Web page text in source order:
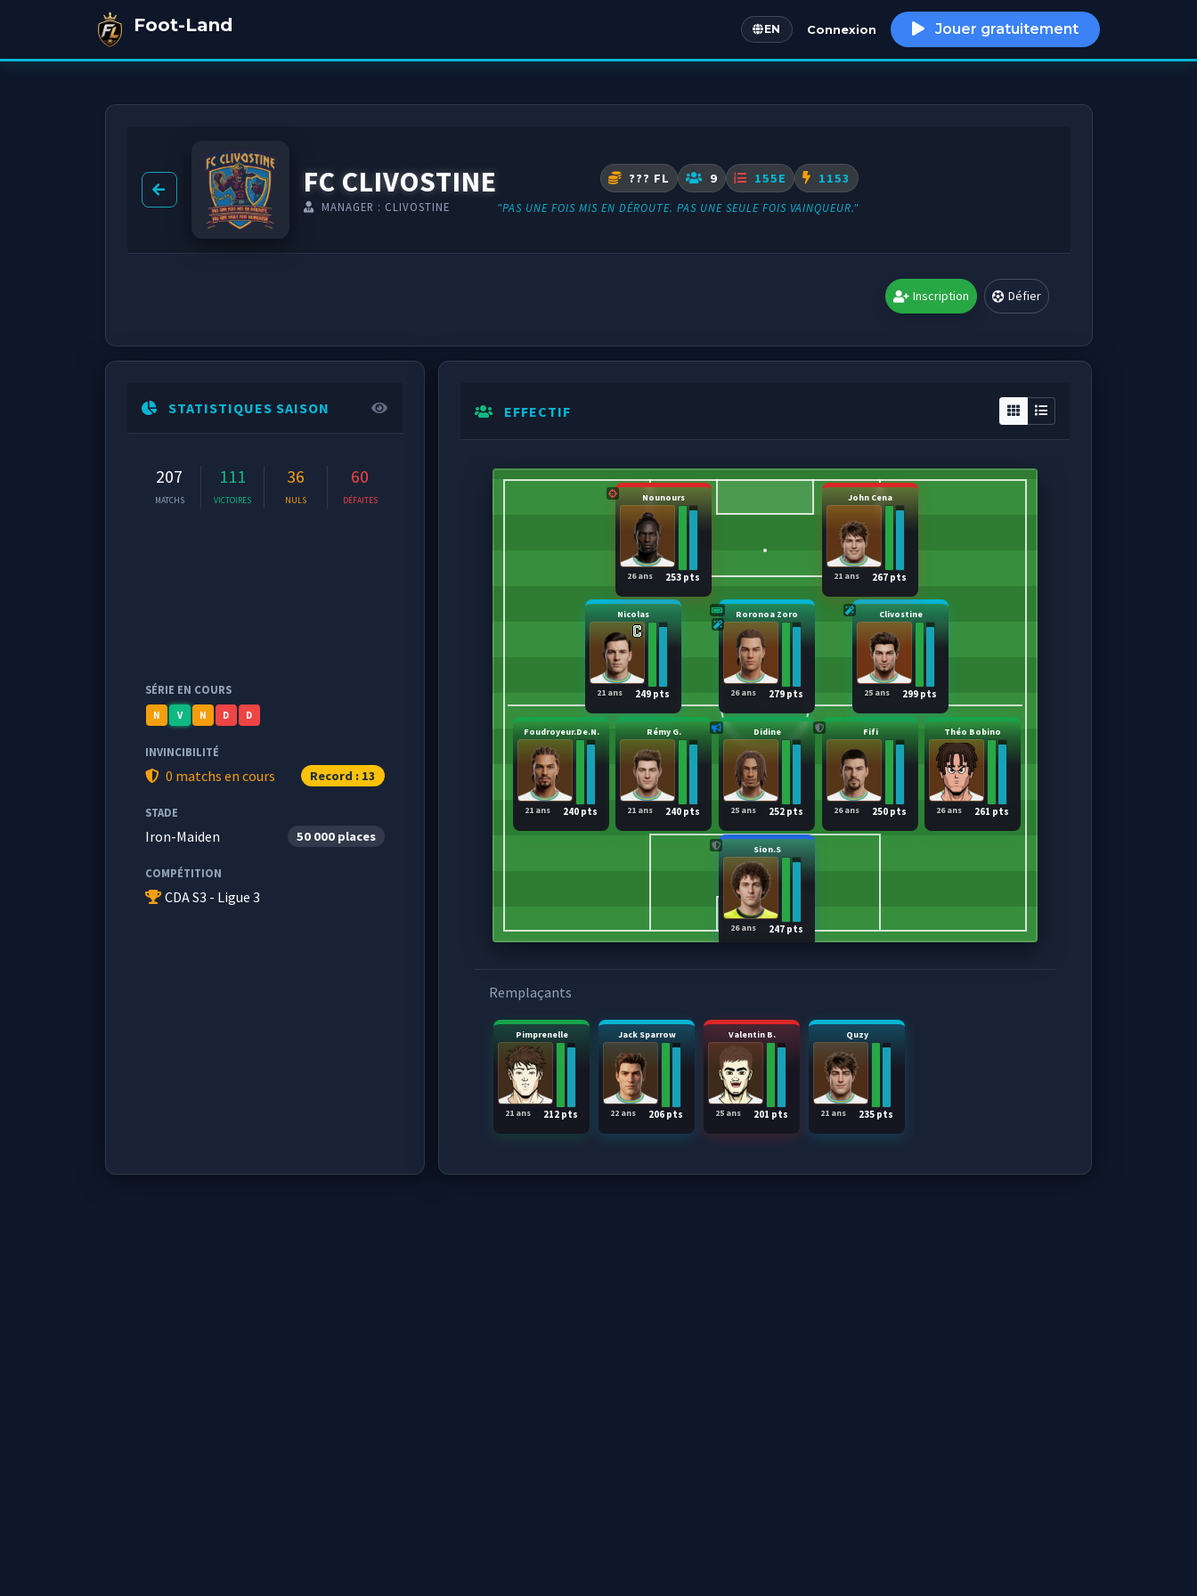
Foot-Land EN
English Connexion Jouer gratuitement
FC CLIVOSTINE
MANAGER : CLIVOSTINE
??? FL 9 155E 1153
"PAS UNE FOIS MIS EN DÉROUTE. PAS UNE SEULE FOIS VAINQUEUR."
Inscription Défier
STATISTIQUES SAISON
207
MATCHS
111
VICTOIRES
36
NULS
60
DÉFAITES
SÉRIE EN COURS
N V N D D
INVINCIBILITÉ
0 matchs en cours Record : 13
STADE
Iron-Maiden 50 000 places
COMPÉTITION
CDA S3 - Ligue 3
EFFECTIF
Sion.S
247 pts
26 ans
Foudroyeur.De.N.
240 pts
21 ans
Rémy G.
240 pts
21 ans
Didine
252 pts
25 ans
Fifi
250 pts
26 ans
Théo Bobino
261 pts
26 ans
Nicolas
249 pts
21 ans
Roronoa Zoro
279 pts
26 ans
Clivostine
299 pts
25 ans
Nounours
253 pts
26 ans
John Cena
267 pts
21 ans
Remplaçants
Pimprenelle
212 pts
21 ans
Jack Sparrow
206 pts
22 ans
Valentin B.
201 pts
25 ans
Quzy
235 pts
21 ans